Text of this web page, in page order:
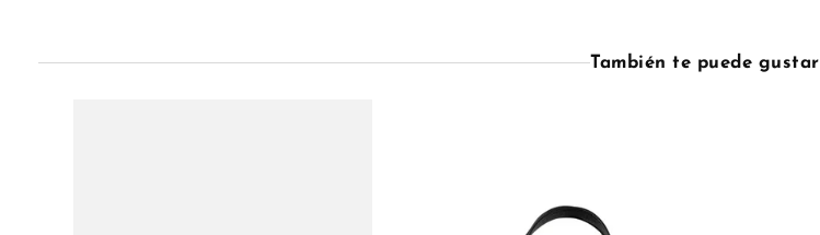
También te puede gustar